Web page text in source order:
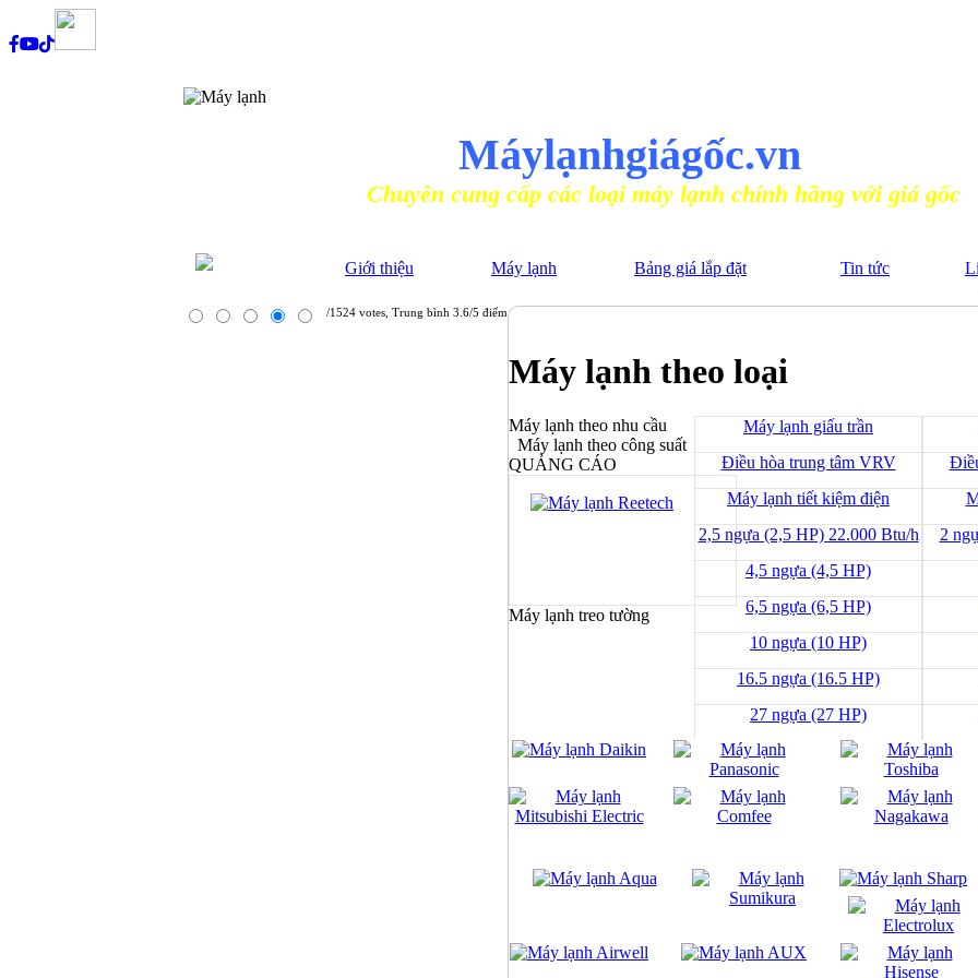
Máylạnhgiágốc.vn
Chuyên cung cấp các loại máy lạnh chính hãng với giá gốc
Giới thiệu Máy lạnh Bảng giá lắp đặt Tin tức
/1524 votes, Trung bình 3.6/5 điểm
Máy lạnh theo loại
Máy lạnh giấu trần
Điều hòa trung tâm VRV
Máy lạnh theo nhu cầu
Máy lạnh tiết kiệm điện
Máy lạnh theo công suất
2
2,5 ngựa (2,5 HP) 22.000 Btu/h
4,5 ngựa (4,5 HP)
6,5 ngựa (6,5 HP)
10 ngựa (10 HP)
16.5 ngựa (16.5 HP)
27 ngựa (27 HP)
QUẢNG CÁO
Máy lạnh treo tường